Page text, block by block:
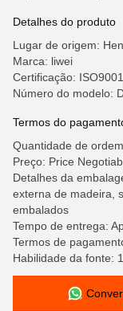
Detalhes do produto
Lugar de origem:
Marca: liwei
Certificação:
Número do modelo:
Termos do
Quantidade de
Preço: Price
Detalhes da
externa de madeira,
embalados
Tempo de entrega:
Termos de
Habilidade da fonte: